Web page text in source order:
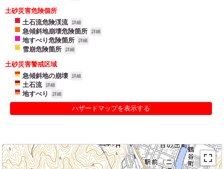
土砂災害危険個所
土石流危険渓流
詳細
急傾斜地崩壊危険箇所 詳細
地すべり危険箇所 詳細
雪崩危険箇所 詳細
土砂災害警戒区域
急傾斜地の崩壊
詳細
土石流 詳細
地すべり 詳細
ハザードマップを表示する